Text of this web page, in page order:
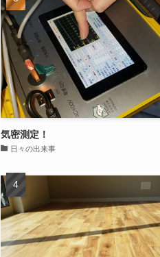
気密測定！
日々の出来事